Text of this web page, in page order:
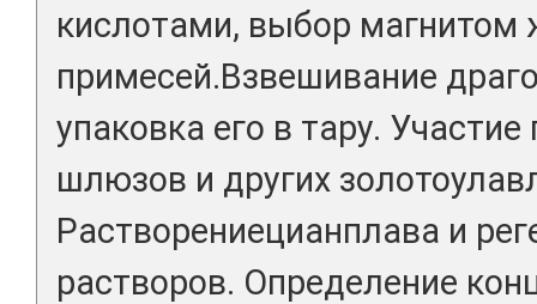
кислотами, выбор магнитом
примесей.Взвешивание
упаковка его в тару.
шлюзов и других
Растворениецианплава и
растворов. Определение